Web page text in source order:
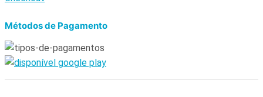
Métodos de Pagamento